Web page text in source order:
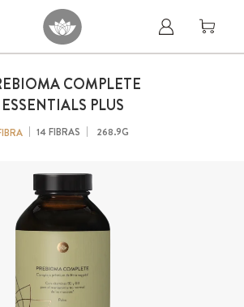
COMPLETE
ESSENTIALS PLUS
14 FIBRAS 268.9G